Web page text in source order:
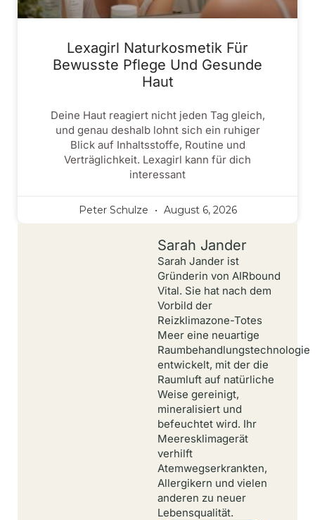
Lexagirl Naturkosmetik Für
Bewusste Pflege Und Gesunde
Haut
Deine Haut reagiert nicht jeden Tag gleich,
und genau deshalb lohnt sich ein ruhiger
Blick auf Inhaltsstoffe, Routine und
Verträglichkeit. Lexagirl kann für dich
interessant
Peter Schulze August 6, 2026
Sarah Jander
Sarah Jander ist
Gründerin von AIRbound
Vital. Sie hat nach dem
Vorbild der
Reizklimazone-Totes
Meer eine neuartige
Raumbehandlungstechnologie
entwickelt, mit der die
Raumluft auf natürliche
Weise gereinigt,
mineralisiert und
befeuchtet wird. Ihr
Meeresklimagerät
verhilft
Atemwegserkrankten,
Allergikern und vielen
anderen zu neuer
Lebensqualität.